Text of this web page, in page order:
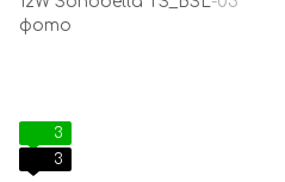
3
3